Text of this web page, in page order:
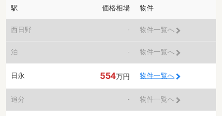
駅 価格相場 物件
西日野 - 物件一覧へ
泊 - 物件一覧へ
日永 554万円 物件一覧へ
追分 - 物件一覧へ